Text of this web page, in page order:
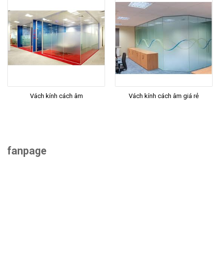
Vách kính cách âm Vách kính cách âm giá rẻ
fanpage